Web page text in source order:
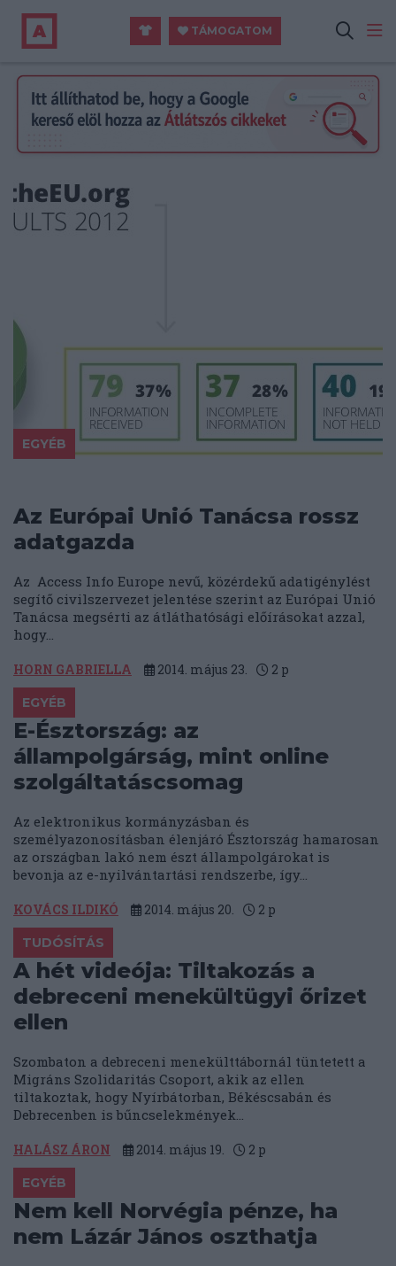
TÁMOGATOM
EGYÉB
Az Európai Unió Tanácsa rossz
adatgazda
Az Access Info Europe nevű, közérdekű adatigénylést
segítő civilszervezet jelentése szerint az Európai Unió
Tanácsa megsérti az átláthatósági előírásokat azzal,
hogy...
HORN GABRIELLA 2014. május 23. 2 p
EGYÉB
E-Észtország: az
állampolgárság, mint online
szolgáltatáscsomag
Az elektronikus kormányzásban és
személyazonosításban élenjáró Észtország hamarosan
az országban lakó nem észt állampolgárokat is
bevonja az e-nyilvántartási rendszerbe, így...
KOVÁCS ILDIKÓ 2014. május 20. 2 p
TUDÓSÍTÁS
A hét videója: Tiltakozás a
debreceni menekültügyi őrizet
ellen
Szombaton a debreceni menekülttábornál tüntetett a
Migráns Szolidaritás Csoport, akik az ellen
tiltakoztak, hogy Nyírbátorban, Békéscsabán és
Debrecenben is bűncselekmények...
HALÁSZ ÁRON 2014. május 19. 2 p
EGYÉB
Nem kell Norvégia pénze, ha
nem Lázár János oszthatja